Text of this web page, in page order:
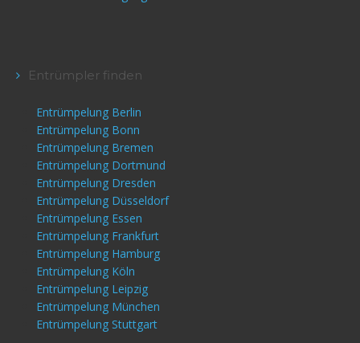
Entrümpler finden
Entrümpelung Berlin
Entrümpelung Bonn
Entrümpelung Bremen
Entrümpelung Dortmund
Entrümpelung Dresden
Entrümpelung Düsseldorf
Entrümpelung Essen
Entrümpelung Frankfurt
Entrümpelung Hamburg
Entrümpelung Köln
Entrümpelung Leipzig
Entrümpelung München
Entrümpelung Stuttgart